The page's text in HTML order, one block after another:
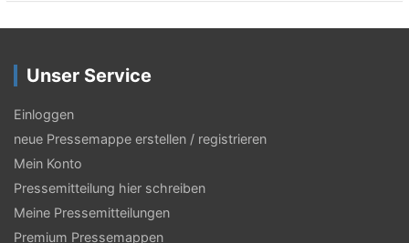
Unser Service
Einloggen
neue Pressemappe erstellen / registrieren
Mein Konto
Pressemitteilung hier schreiben
Meine Pressemitteilungen
Premium Pressemappen